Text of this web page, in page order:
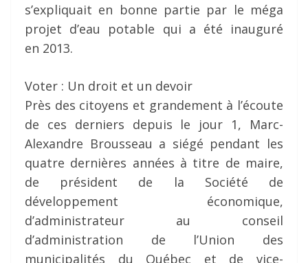
s’expliquait en bonne partie par le méga
projet d’eau potable qui a été inauguré
en 2013.
Voter : Un droit et un devoir
Près des citoyens et grandement à l’écoute
de ces derniers depuis le jour 1, Marc-
Alexandre Brousseau a siégé pendant les
quatre dernières années à titre de maire,
de président de la Société de
développement économique,
d’administrateur au conseil
d’administration de l’Union des
municipalités du Québec et de vice-